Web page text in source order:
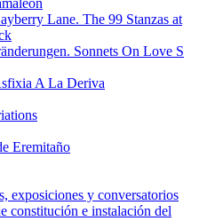
Lane. The 99 Stanzas at
Sonnets On Love S
A La Deriva
Eremitaño
exposiciones y conversatorios
constitución e instalación del